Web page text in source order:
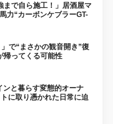
まで自ら施工！」居酒屋マ
力“カーボンケブラーGT-
で“まさかの観音開き”復
帰ってくる可能性
ンと暮らす変態的オーナ
に取り憑かれた日常に迫